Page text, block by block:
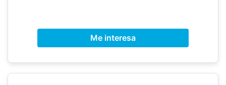
Me interesa